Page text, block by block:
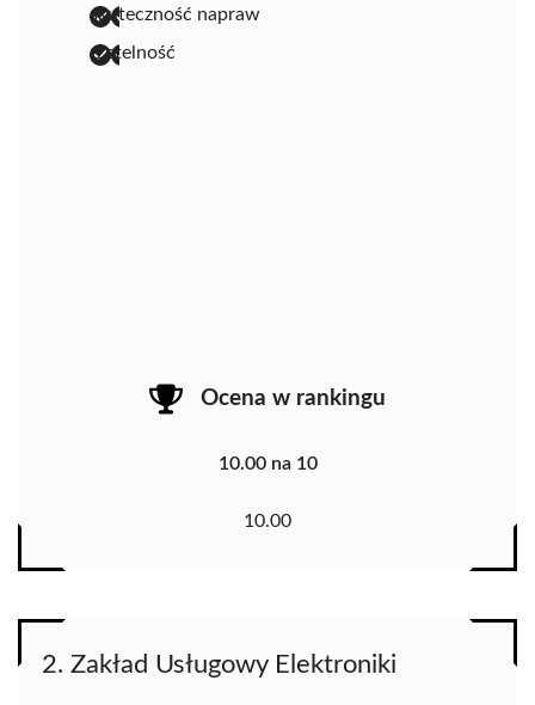
skuteczność napraw
rzetelność
Ocena w rankingu
10.00 na 10
10.00
2. Zakład Usługowy Elektroniki